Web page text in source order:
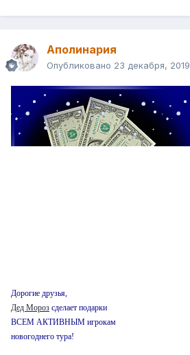
Аполинария
Опубликовано 23 декабря, 2019
Дорогие друзья,
Дед Мороз сделает подарки
ВСЕМ АКТИВНЫМ игрокам
новогоднего тура!